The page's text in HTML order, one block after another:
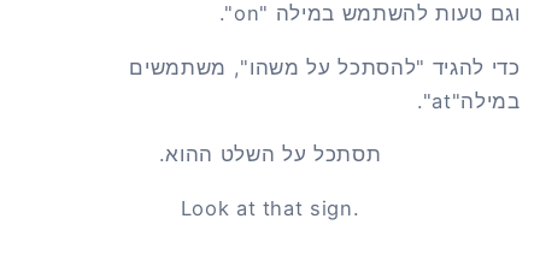
וגם טעות להשתמש במילה "on".
כדי להגיד "להסתכל על משהו", משתמשים
במילה"at".
תסתכל על השלט ההוא.
Look at that sign.